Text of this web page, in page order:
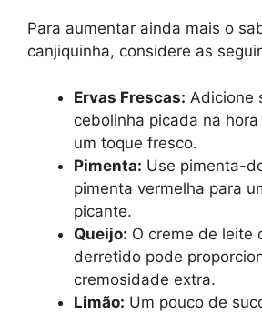
Para aumentar ainda mais o
canjiquinha, considere as
Ervas Frescas: Adicione
cebolinha picada na
um toque fresco.
Pimenta: Use pimenta-
pimenta vermelha para
picante.
Queijo: O creme de leite
derretido pode
cremosidade extra.
Limão: Um pouco de